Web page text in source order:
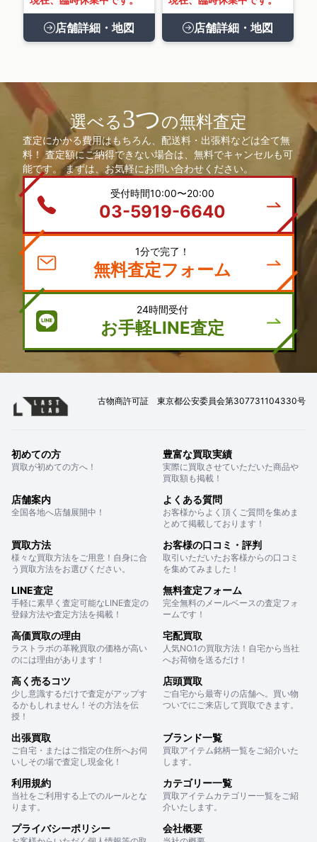
店舗詳細・地図 店舗詳細・地図
選べる3つの無料査定
査定にかかる費用はもちろん、配送料・出張料などは全て無
料！ 査定額にご納得できない場合は、無料でキャンセルも可
能です。 まずは、お気軽にお問い合わせください。
受付時間10:00〜20:00
03-5919-6640
1分で完了！
無料査定フォーム
24時間受付
お手軽LINE査定
古物商許可証 東京都公安委員会第307731104330号
初めての方
買取が初めての方へ！
豊富な買取実績
実際に買取させていただいた商品や
買取額も掲載！
店舗案内
全国各地へ店舗展開中！
よくある質問
お客様からよく頂くご質問を集めま
とめて掲載しております！
買取方法
様々な買取方法をご用意！自身に合
う買取方法をお選びください。
お客様の口コミ・評判
取引いただいたお客様からの口コミ
を集めてみました！
LINE査定
手軽に素早く査定可能なLINE査定の
登録方法や査定方法を掲載！
無料査定フォーム
完全無料のメールベースの査定フォ
ームです！
高価買取の理由
ラストラボの革靴買取の価格が高い
のには理由があります！
宅配買取
人気NO.1の買取方法！自宅から当社
へお荷物を送るだけ！
高く売るコツ
少し意識するだけで査定がアップす
るかもしれません！その方法を伝
授！
店頭買取
ご自宅から最寄りの店舗へ。買い物
ついでにご来店して買取できます。
出張買取
ご自宅・またはご指定の住所へお伺
いしその場で査定し現金化！
ブランド一覧
買取アイテム銘柄一覧をご紹介いた
します。
利用規約
当社をご利用する上でのルールとな
ります。
カテゴリー一覧
買取アイテムカテゴリー一覧をご紹
介いたします。
プライバシーポリシー 会社概要